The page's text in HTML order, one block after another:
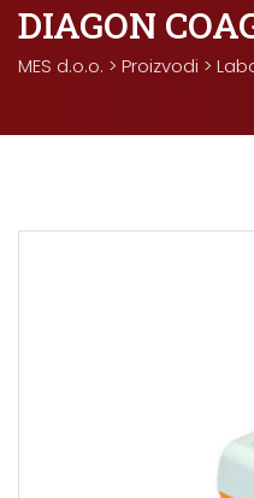
DIAGON
MES d.o.o. > Proizvodi >